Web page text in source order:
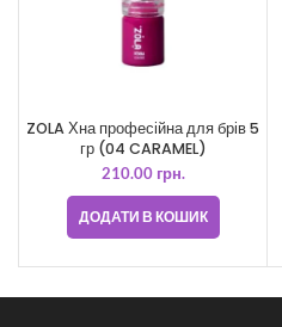
ZOLA Хна професійна для брів 5
гр (04 CARAMEL)
210.00 грн.
ДОДАТИ В КОШИК